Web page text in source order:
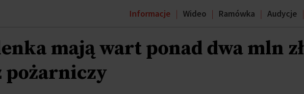
Informacje Wideo Ramówka Audycje
mają wart ponad dwa mln zł
pożarniczy